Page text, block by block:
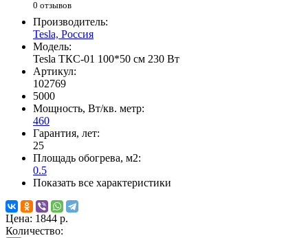
0 отзывов
Производитель:
Tesla, Россия
Модель:
Tesla ТКС-01 100*50 см 230 Вт
Артикул:
102769
5000
Мощность, Вт/кв. метр:
460
Гарантия, лет:
25
Площадь обогрева, м2:
0.5
Показать все характеристики
Цена: 1844 р.
Количество: